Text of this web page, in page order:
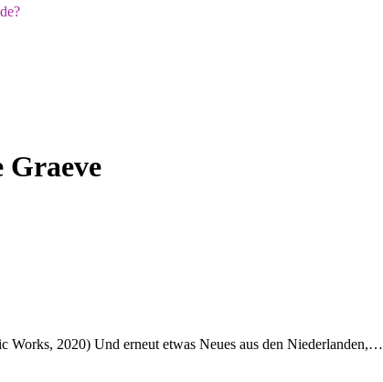
Graeve
2020) Und erneut etwas Neues aus den Niederlanden,…